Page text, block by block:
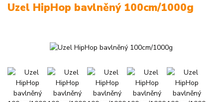
Uzel HipHop bavlněný 100cm/1000g